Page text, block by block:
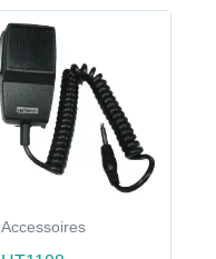
Accessoires